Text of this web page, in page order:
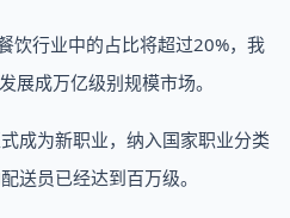
饮行业中的占比将超过20%，我
展成万亿级别规模市场。
成为新职业，纳入国家职业分类
送员已经达到百万级。